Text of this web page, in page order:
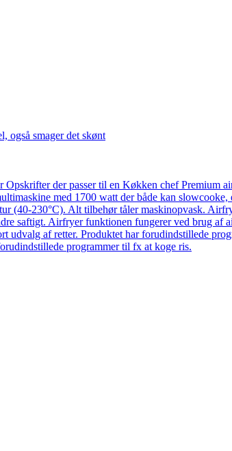
også smager det skønt
der passer til en Køkken chef
med 1700 watt der både kan
(40-230°C). Alt tilbehør tåler maskinopvask.
saftigt. Airfryer funktionen fungerer ved brug
udvalg af retter. Produktet har forudindstillede
programmer til fx at koge ris.